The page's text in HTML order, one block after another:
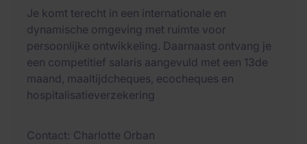
Je komt terecht in een internationale en
dynamische omgeving met ruimte voor
persoonlijke ontwikkeling. Daarnaast ontvang je
een competitief salaris aangevuld met een 13de
maand, maaltijdcheques, ecocheques en
hospitalisatieverzekering
Contact Charlotte Orban